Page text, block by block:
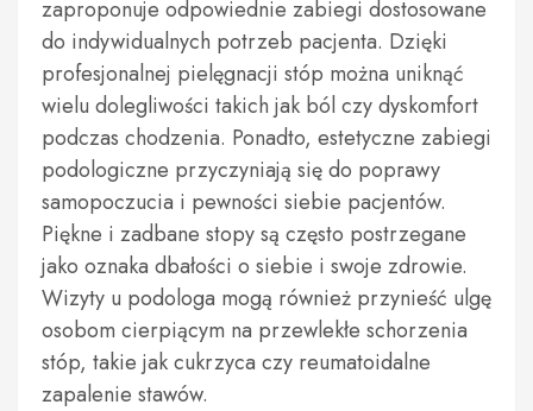
zaproponuje odpowiednie zabiegi dostosowane
do indywidualnych potrzeb pacjenta. Dzięki
profesjonalnej pielęgnacji stóp można uniknąć
wielu dolegliwości takich jak ból czy dyskomfort
podczas chodzenia. Ponadto, estetyczne zabiegi
podologiczne przyczyniają się do poprawy
samopoczucia i pewności siebie pacjentów.
Piękne i zadbane stopy są często postrzegane
jako oznaka dbałości o siebie i swoje zdrowie.
Wizyty u podologa mogą również przynieść ulgę
osobom cierpiącym na przewlekłe schorzenia
stóp, takie jak cukrzyca czy reumatoidalne
zapalenie stawów.